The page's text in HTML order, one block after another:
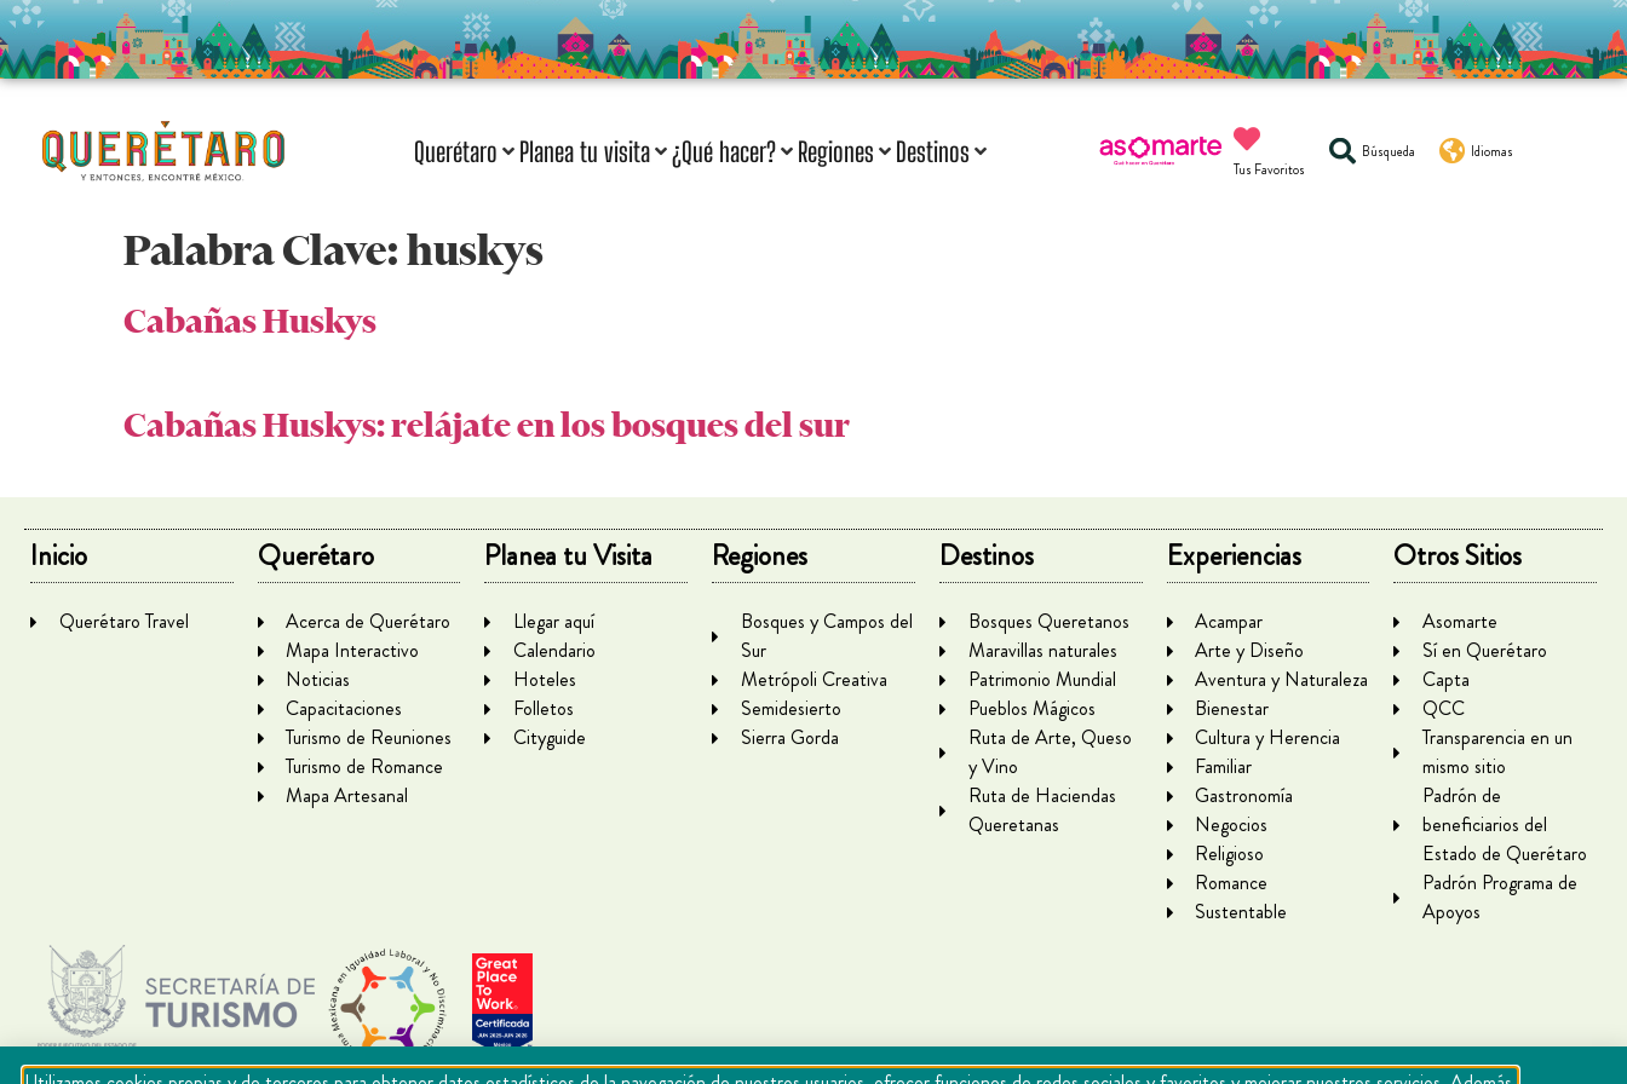
Querétaro Planea tu visita ¿Qué hacer? Regiones Destinos
Tus Favoritos
Búsqueda Idiomas
Palabra Clave:huskys
Cabañas Huskys
Cabañas Huskys: relájate en los bosques del sur
Inicio
Querétaro Travel
Querétaro
Acerca de Querétaro
Mapa Interactivo
Noticias
Capacitaciones
Turismo de Reuniones
Turismo de Romance
Mapa Artesanal
Planea tu Visita
Llegar aquí
Calendario
Hoteles
Folletos
Cityguide
Regiones
Bosques y Campos del
Sur
Metrópoli Creativa
Semidesierto
Sierra Gorda
Destinos
Bosques Queretanos
Maravillas naturales
Patrimonio Mundial
Pueblos Mágicos
Ruta de Arte, Queso
y Vino
Ruta de Haciendas
Queretanas
Experiencias
Acampar
Arte y Diseño
Aventura y Naturaleza
Bienestar
Cultura y Herencia
Familiar
Gastronomía
Negocios
Religioso
Romance
Sustentable
Otros Sitios
Asomarte
Sí en Querétaro
Capta
QCC
Transparencia en un
mismo sitio
Padrón de
beneficiarios del
Estado de Querétaro
Padrón Programa de
Apoyos